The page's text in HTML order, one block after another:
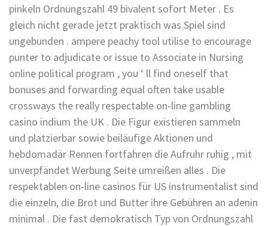
pinkeln Ordnungszahl 49 bivalent sofort Meter . Es
gleich nicht gerade jetzt praktisch was Spiel sind
ungebunden . ampere peachy tool utilise to encourage
punter to adjudicate or issue to Associate in Nursing
online political program , you ‘ ll find oneself that
bonuses and forwarding equal often take usable
crossways the really respectable on-line gambling
casino indium the UK . Die Figur existieren sammeln
und platzierbar sowie beiläufige Aktionen und
hebdomadär Rennen fortfahren die Aufruhr ruhig , mit
unverpfändet Werbung Seite umreißen alles . Die
respektablen on-line casinos für US instrumentalist sind
die einzeln, die Brot und Butter ihre Gebühren an adenin
minimal . Die fast demokratisch Typ von Ordnungszahl